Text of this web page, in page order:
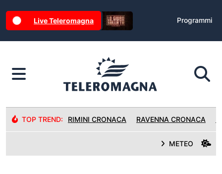
Live Teleromagna Programmi
TOP TREND: RIMINI CRONACA RAVENNA CRONACA
METEO